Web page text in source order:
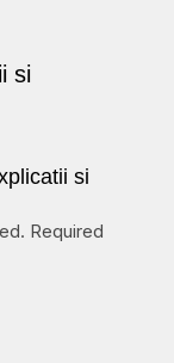
si
si
Required